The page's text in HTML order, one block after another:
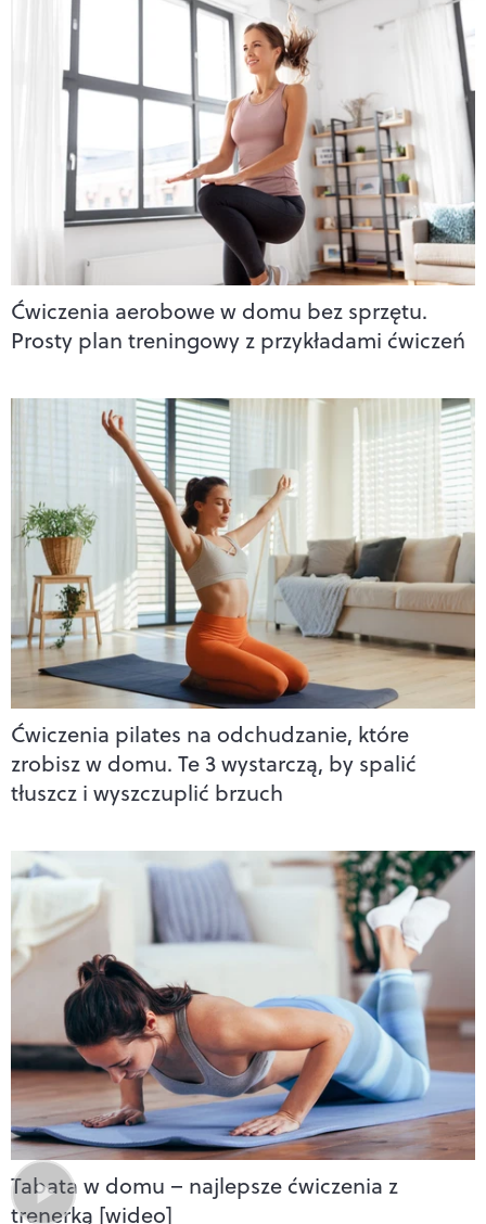
Ćwiczenia aerobowe w domu bez sprzętu.
Prosty plan treningowy z przykładami ćwiczeń
Ćwiczenia pilates na odchudzanie, które
zrobisz w domu. Te 3 wystarczą, by spalić
tłuszcz i wyszczuplić brzuch
Tabata w domu – najlepsze ćwiczenia z
trenerką [wideo]